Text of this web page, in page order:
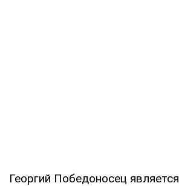
Георгий Победоносец является